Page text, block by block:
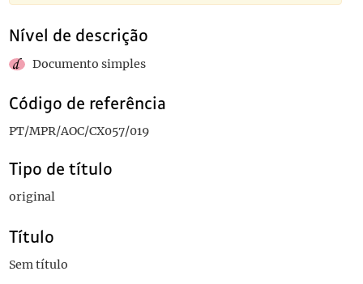
Nível de descrição
Documento simples
Código de referência
PT/MPR/AOC/CX057/019
Tipo de título
original
Título
Sem título